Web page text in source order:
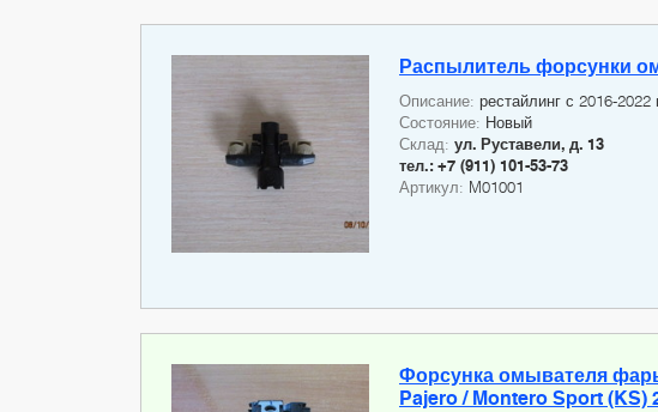
Распылитель форсунки
Описание: рестайлинг с 2016-2022
Состояние: Новый
Склад: ул. Руставели, д. 13
тел.: +7 (911) 101-53-73
Артикул: M01001
Форсунка омывателя
Pajero / Montero Sport (KS)